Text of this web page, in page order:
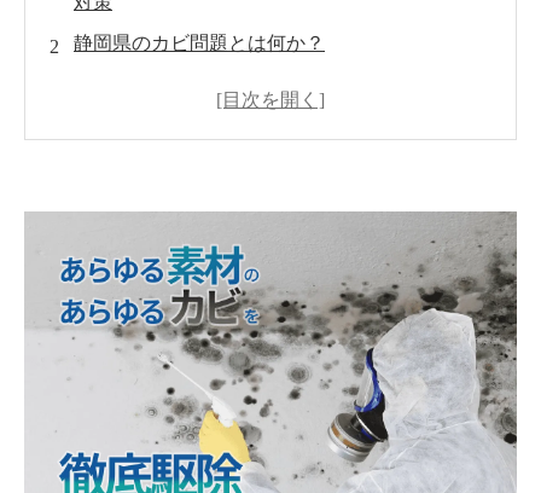
静岡県のカビ問題とは何か？
行政と住民の連携によるカビ対策
カビ対策のための実用的アドバイス
まとめとMIST工法®での未来展望